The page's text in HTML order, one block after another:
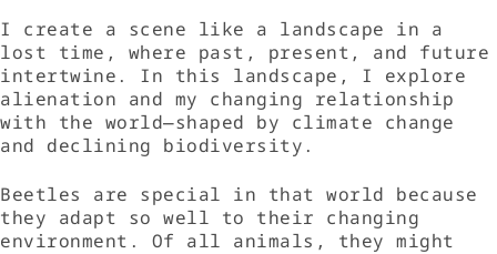
I create a scene like a landscape in a
lost time, where past, present, and future
intertwine. In this landscape, I explore
alienation and my changing relationship
with the world—shaped by climate change
and declining biodiversity.
Beetles are special in that world because
they adapt so well to their changing
environment. Of all animals, they might